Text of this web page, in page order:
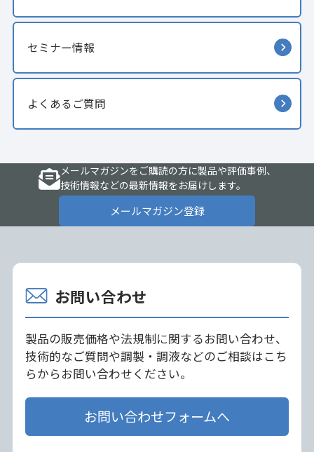
セミナー情報
よくあるご質問
メールマガジンをご購読の方に製品や評価事例、
技術情報などの最新情報をお届けします。
メールマガジン登録
お問い合わせ
製品の販売価格や法規制に関するお問い合わせ、
技術的なご質問や調製・調液などのご相談はこち
らからお問い合わせください。
お問い合わせフォームへ